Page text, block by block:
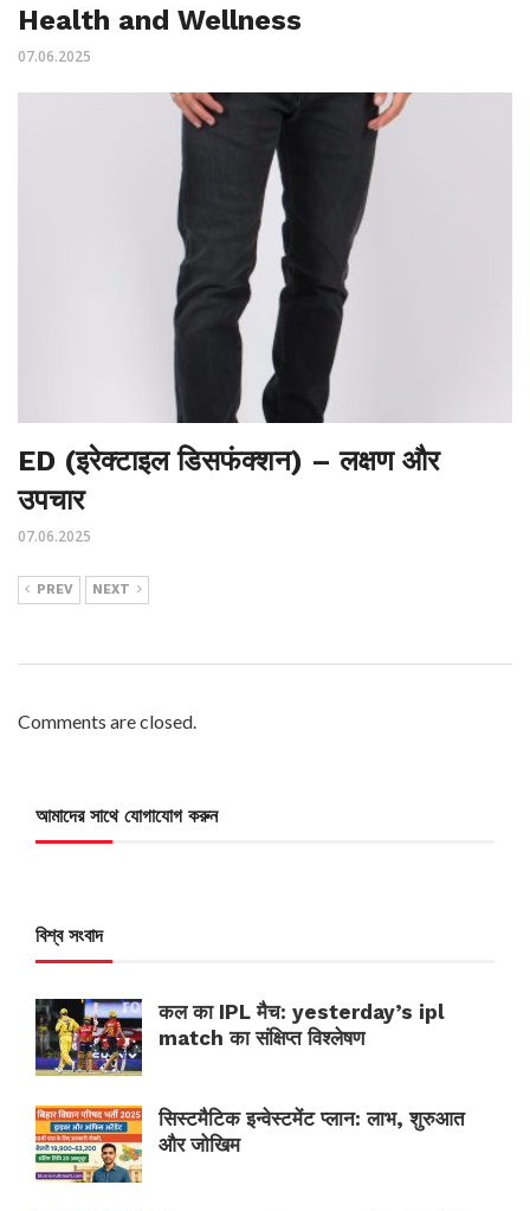
Health and Wellness
07.06.2025
ED (इरेक्टाइल डिसफंक्शन) – लक्षण और
उपचार
07.06.2025
PREV NEXT
Comments are closed.
আমাদের সাথে যোগাযোগ করুন
বিশ্ব সংবাদ
कल का IPL मैच: yesterday’s ipl
match का संक्षिप्त विश्लेषण
सिस्टमैटिक इन्वेस्टमेंट प्लान: लाभ, शुरुआत
और जोखिम